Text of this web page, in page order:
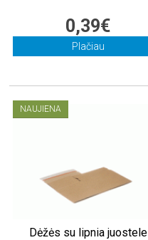
0,39€
Plačiau
NAUJIENA
Dėžės su lipnia juostele